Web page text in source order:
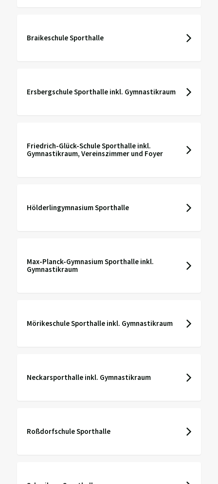
Braikeschule Sporthalle
Ersbergschule Sporthalle inkl. Gymnastikraum
Friedrich-Glück-Schule Sporthalle inkl.
Gymnastikraum, Vereinszimmer und Foyer
Hölderlingymnasium Sporthalle
Max-Planck-Gymnasium Sporthalle inkl.
Gymnastikraum
Mörikeschule Sporthalle inkl. Gymnastikraum
Neckarsporthalle inkl. Gymnastikraum
Roßdorfschule Sporthalle